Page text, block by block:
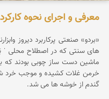
معرفی و اجرای نحوه
«بردو» صنعتی پرکاربرد دیروز
های سنتی که در اصطلاح محلی ˈ
ماشین دست ساز چوبی بودند که
خرمن غلات کشیده و موجب خرد
گندم از خوشه ها می شد.